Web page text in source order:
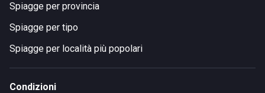
Spiagge per provincia
Spiagge per tipo
Spiagge per località più popolari
Condizioni